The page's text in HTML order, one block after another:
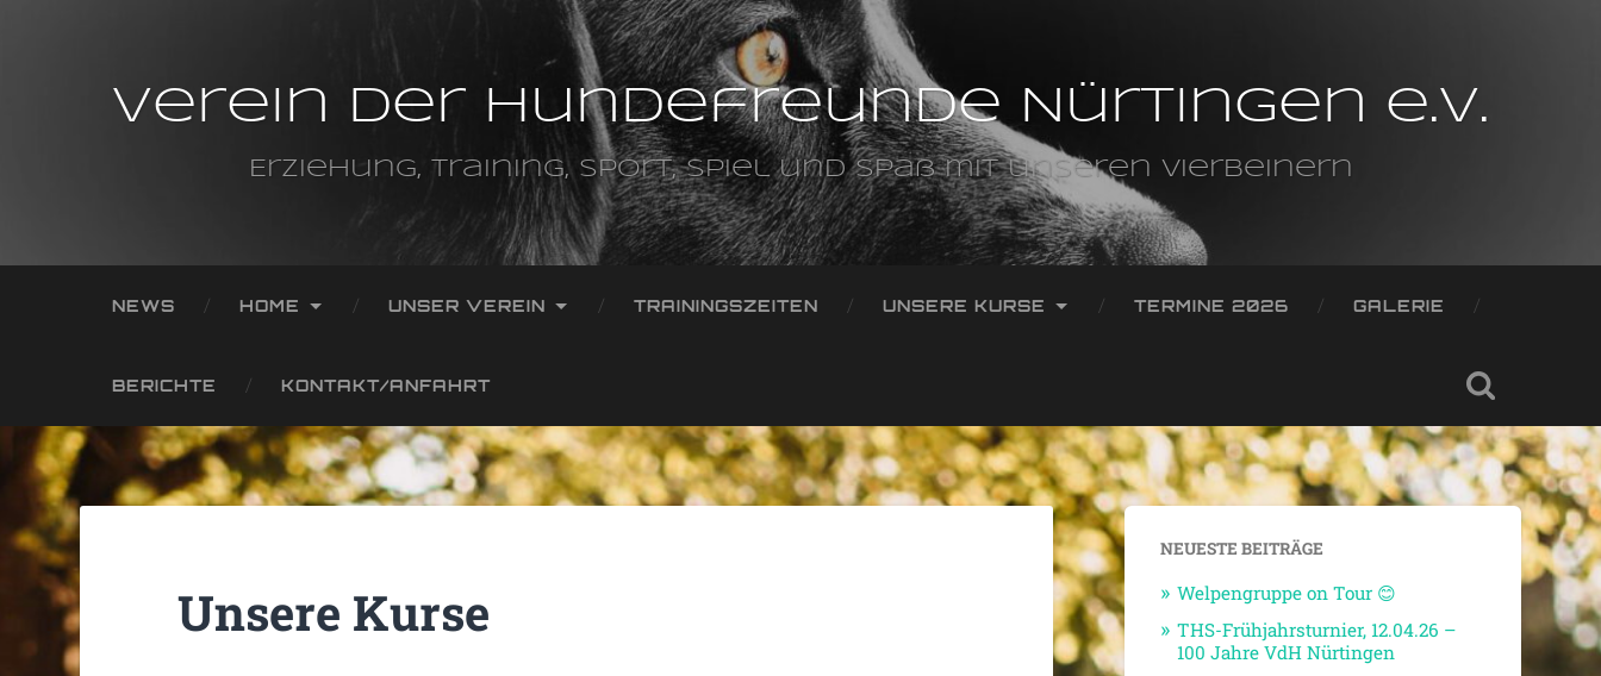
Verein der Hundefreunde Nürtingen e.V.
Erziehung, Training, Sport, Spiel und Spaß mit unseren Vierbeinern
NEWS HOME UNSER VEREIN TRAININGSZEITEN UNSERE KURSE TERMINE 2026 GALERIE
BERICHTE KONTAKT/ANFAHRT
Unsere Kurse
NEUESTE BEITRÄGE
Welpengruppe on Tour 😊
THS-Frühjahrsturnier, 12.04.26 –
100 Jahre VdH Nürtingen